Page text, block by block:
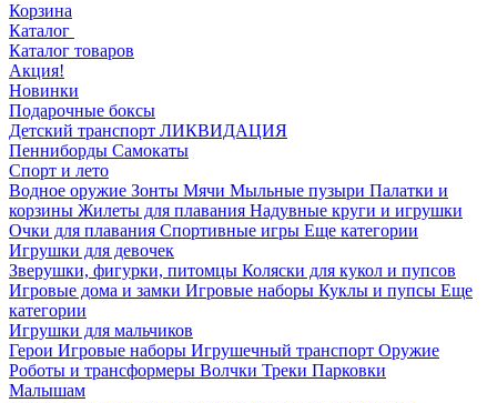
Корзина
Каталог
Каталог товаров
Акция!
Новинки
Подарочные боксы
Детский транспорт ЛИКВИДАЦИЯ
Пенниборды Самокаты
Спорт и лето
Водное оружие Зонты Мячи Мыльные пузыри Палатки и
корзины Жилеты для плавания Надувные круги и игрушки
Очки для плавания Спортивные игры Еще категории
Игрушки для девочек
Зверушки, фигурки, питомцы Коляски для кукол и пупсов
Игровые дома и замки Игровые наборы Куклы и пупсы Еще
категории
Игрушки для мальчиков
Герои Игровые наборы Игрушечный транспорт Оружие
Роботы и трансформеры Волчки Треки Парковки
Малышам